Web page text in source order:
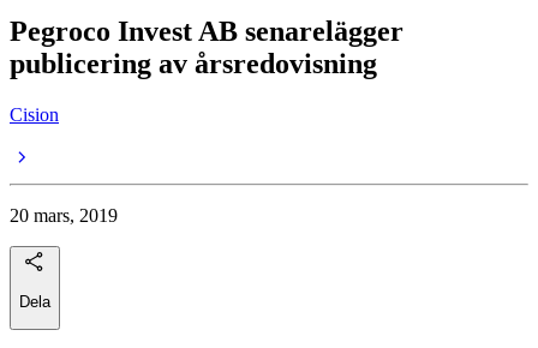
Pegroco Invest AB senarelägger
publicering av årsredovisning
Cision
20 mars, 2019
Dela